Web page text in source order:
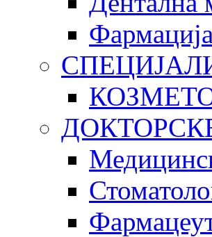
Фармација